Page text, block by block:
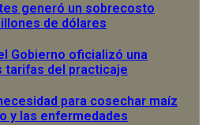
generó un sobrecosto
de dólares
Gobierno oficializó una
tarifas del practicaje
para cosechar maíz
y las enfermedades